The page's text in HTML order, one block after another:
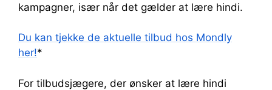
kampagner, især når det gælder at lære hindi.
Du kan tjekke de aktuelle tilbud hos Mondly
her!*
For tilbudsjægere, der ønsker at lære hindi